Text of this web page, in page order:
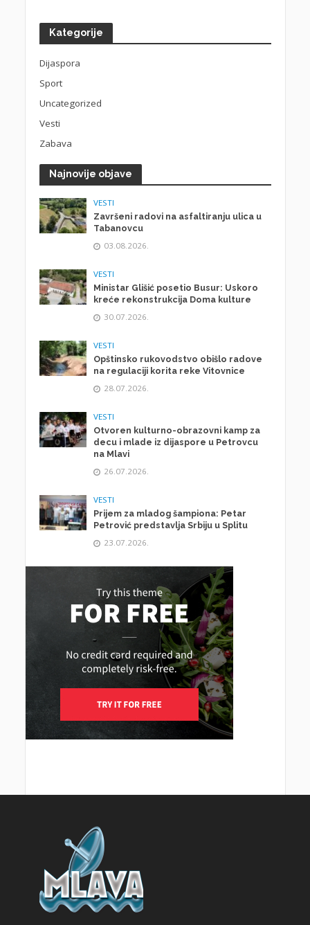
Kategorije
Dijaspora
Sport
Uncategorized
Vesti
Zabava
Najnovije objave
VESTI
Završeni radovi na asfaltiranju ulica u
Tabanovcu
03.08.2026.
VESTI
Ministar Glišić posetio Busur: Uskoro
kreće rekonstrukcija Doma kulture
30.07.2026.
VESTI
Opštinsko rukovodstvo obišlo radove
na regulaciji korita reke Vitovnice
28.07.2026.
VESTI
Otvoren kulturno-obrazovni kamp za
decu i mlade iz dijaspore u Petrovcu
na Mlavi
26.07.2026.
VESTI
Prijem za mladog šampiona: Petar
Petrović predstavlja Srbiju u Splitu
23.07.2026.